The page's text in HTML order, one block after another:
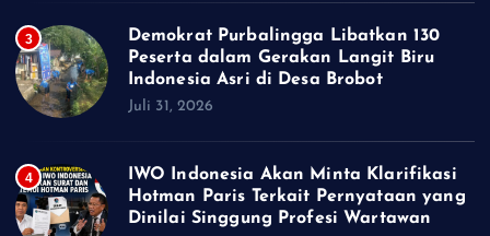
3
Demokrat Purbalingga Libatkan 130
Peserta dalam Gerakan Langit Biru
Indonesia Asri di Desa Brobot
Juli 31, 2026
4
IWO Indonesia Akan Minta Klarifikasi
Hotman Paris Terkait Pernyataan yang
Dinilai Singgung Profesi Wartawan